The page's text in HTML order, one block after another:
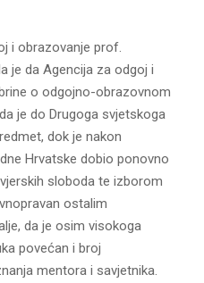
i obrazovanje prof.
je da Agencija za odgoj i
o odgojno-obrazovnom
je do Drugoga svjetskoga
dok je nakon
Hrvatske dobio ponovno
sloboda te izborom
ostalim
da je osim visokoga
povećan i broj
mentora i savjetnika.